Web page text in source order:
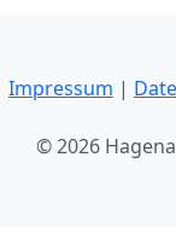
Impressum |
© 2026